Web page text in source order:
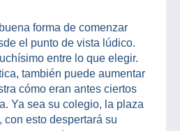
forma de comenzar
el punto de vista lúdico.
entre lo que elegir.
también puede aumentar
cómo eran antes ciertos
Ya sea su colegio, la plaza
esto despertará su